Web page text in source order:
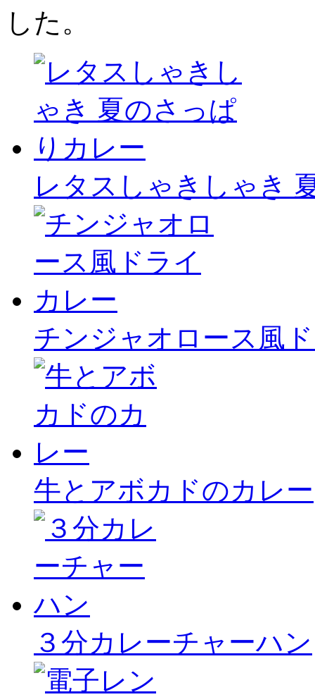
した。
レタスしゃきしゃき
チンジャオロース風
牛とアボカドのカレー
３分カレーチャーハン